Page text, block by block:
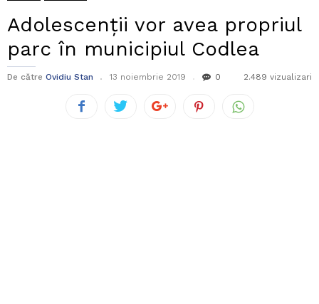
Adolescenții vor avea propriul
parc în municipiul Codlea
De către Ovidiu Stan 13 noiembrie 2019 0 2.489 vizualizari